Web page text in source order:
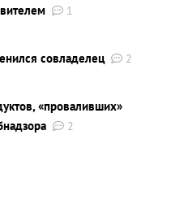
1
совладелец
2
«проваливших»
2